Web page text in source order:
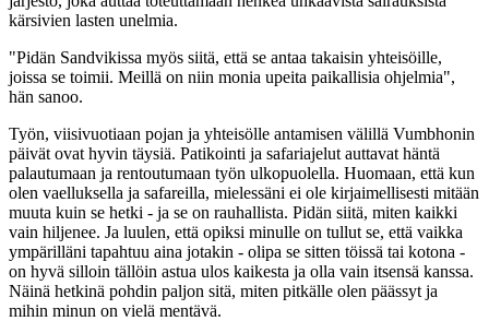
kärsivien lasten unelmia.
"Pidän Sandvikissa myös siitä, että se antaa takaisin yhteisöille,
joissa se toimii. Meillä on niin monia upeita paikallisia ohjelmia",
hän sanoo.
Työn, viisivuotiaan pojan ja yhteisölle antamisen välillä Vumbhonin
päivät ovat hyvin täysiä. Patikointi ja safariajelut auttavat häntä
palautumaan ja rentoutumaan työn ulkopuolella. Huomaan, että kun
olen vaelluksella ja safareilla, mielessäni ei ole kirjaimellisesti mitään
muuta kuin se hetki - ja se on rauhallista. Pidän siitä, miten kaikki
vain hiljenee. Ja luulen, että opiksi minulle on tullut se, että vaikka
ympärilläni tapahtuu aina jotakin - olipa se sitten töissä tai kotona -
on hyvä silloin tällöin astua ulos kaikesta ja olla vain itsensä kanssa.
Näinä hetkinä pohdin paljon sitä, miten pitkälle olen päässyt ja
mihin minun on vielä mentävä.